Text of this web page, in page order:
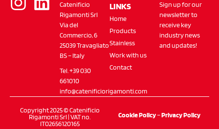
Catenificio
Rigamonti Srl
Via del
Commercio, 6
25039 Travagliato
BS – Italy
Tel. +39 030
661010
info@catenificiorigamonti.com
LINKS
Home
Products
Stainless
Work with us
Contact
Sign up for our
newsletter to
receive key
industry news
and updates!
Copyright 2025 © Catenificio
Rigamonti Srl | VAT no.
IT02656120165
Cookie Policy–Privacy Policy